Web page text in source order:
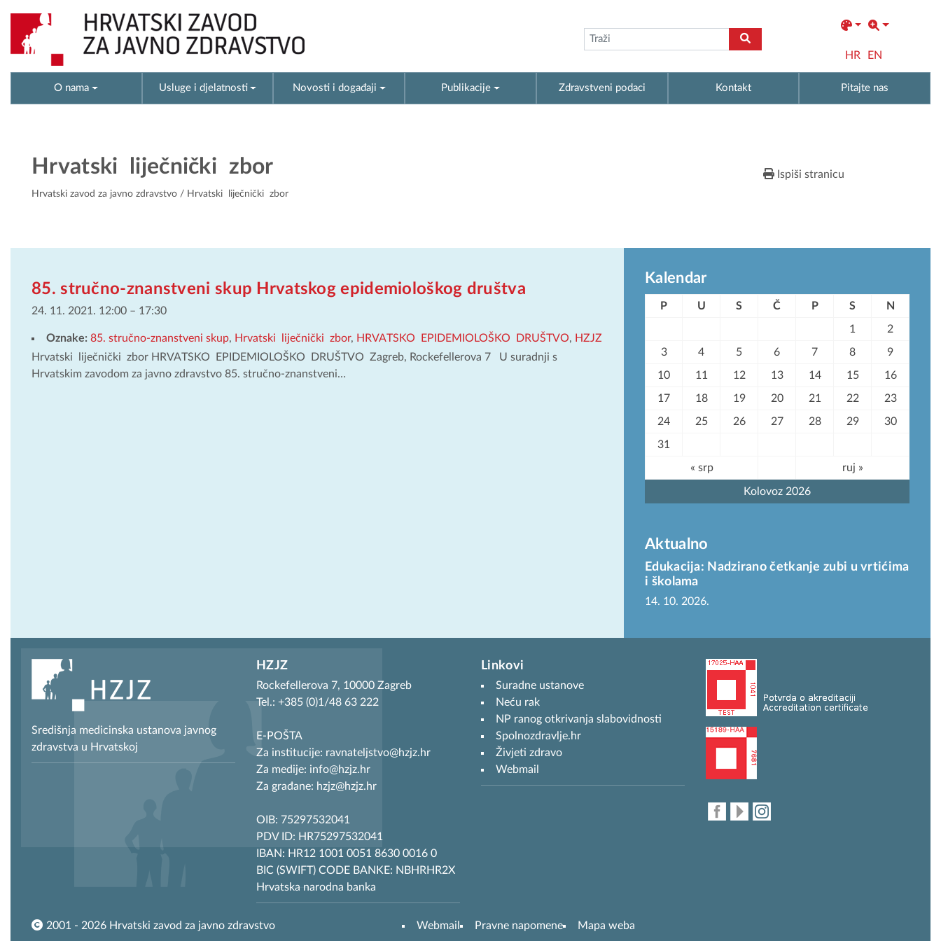
HR EN
O nama Usluge i djelatnosti Novosti i događaji Publikacije Zdravstveni podaci Kontakt Pitajte nas
Hrvatski liječnički zbor
Hrvatski zavod za javno zdravstvo / Hrvatski liječnički zbor
Ispiši stranicu
85. stručno-znanstveni skup Hrvatskog epidemiološkog društva
24. 11. 2021. 12:00 – 17:30
Oznake: 85. stručno-znanstveni skup, Hrvatski liječnički zbor, HRVATSKO EPIDEMIOLOŠKO DRUŠTVO, HZJZ
Hrvatski liječnički zbor HRVATSKO EPIDEMIOLOŠKO DRUŠTVO Zagreb, Rockefellerova 7 U suradnji s
Hrvatskim zavodom za javno zdravstvo 85. stručno-znanstveni…
Kalendar
Kolovoz 2026
P U S Č P S N
1 2
3 4 5 6 7 8 9
10 11 12 13 14 15 16
17 18 19 20 21 22 23
24 25 26 27 28 29 30
31
« srp ruj »
Aktualno
Edukacija: Nadzirano četkanje zubi u vrtićima
i školama
14. 10. 2026.
Središnja medicinska ustanova javnog
zdravstva u Hrvatskoj
HZJZ
Rockefellerova 7, 10000 Zagreb
Tel.: +385 (0)1/48 63 222
E-POŠTA
Za institucije: ravnateljstvo@hzjz.hr
Za medije: info@hzjz.hr
Za građane: hzjz@hzjz.hr
OIB: 75297532041
PDV ID: HR75297532041
IBAN: HR12 1001 0051 8630 0016 0
BIC (SWIFT) CODE BANKE: NBHRHR2X
Hrvatska narodna banka
Linkovi
Suradne ustanove
Neću rak
NP ranog otkrivanja slabovidnosti
Spolnozdravlje.hr
Živjeti zdravo
Webmail
2001 - 2026 Hrvatski zavod za javno zdravstvo Webmail Pravne napomene Mapa weba